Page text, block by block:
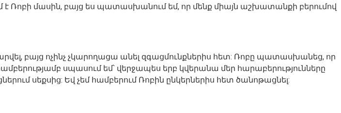
է Ռոբի մասին, բայց ես պատասխանում եմ, որ մենք միայն աշխատանքի բերումով
բայց ոչինչ չկարողացա անել զգացմունքներիս հետ: Ռոբը պատասխանեց, որ
սպասում եմ՝ վերջապես երբ կվերանա մեր հարաբերությունները
սեքսից: Եվ չեմ համբերում Ռոբին ընկերներիս հետ ծանոթացնել: